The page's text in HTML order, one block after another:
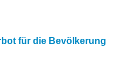
für die Bevölkerung